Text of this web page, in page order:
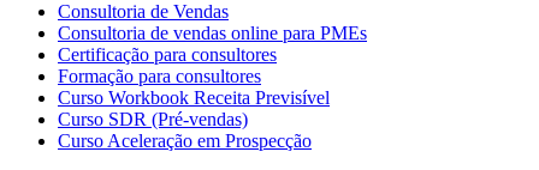
Consultoria de Vendas
Consultoria de vendas online para PMEs
Certificação para consultores
Formação para consultores
Curso Workbook Receita Previsível
Curso SDR (Pré-vendas)
Curso Aceleração em Prospecção